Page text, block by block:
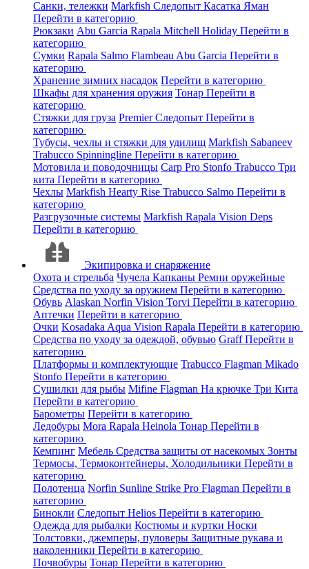
Санки, тележки Markfish Следопыт Касатка Яман
Перейти в категорию
Рюкзаки Abu Garcia Rapala Mitchell Holiday Перейти в
категорию
Сумки Rapala Salmo Flambeau Abu Garcia Перейти в
категорию
Хранение зимних насадок Перейти в категорию
Шкафы для хранения оружия Тонар Перейти в
категорию
Стяжки для груза PremierСледопыт Перейти в
категорию
Тубусы, чехлы и стяжки для удилищ Markfish Sabaneev
Trabucco Spinningline Перейти в категорию
Мотовила и поводочницы Carp Pro Stonfo Trabucco Три
кита Перейти в категорию
Чехлы Markfish Hearty Rise Trabucco Salmo Перейти в
категорию
Разгрузочные системы Markfish Rapala Vision Deps
Перейти в категорию
Экипировка и снаряжение
Охота и стрельба Чучела Капканы Ремни оружейные
Средства по уходу за оружием Перейти в категорию
Обувь Alaskan Norfin Vision Torvi Перейти в категорию
Аптечки Перейти в категорию
Очки Kosadaka Aqua Vision Rapala Перейти в категорию
Средства по уходу за одеждой, обувью GraffПерейти в
категорию
Платформы и комплектующие Trabucco Flagman Mikado
Stonfo Перейти в категорию
Сушилки для рыбы Mifine Flagman На крючке Три Кита
Перейти в категорию
Барометры Перейти в категорию
Ледобуры Mora Rapala Heinola Тонар Перейти в
категорию
Кемпинг Мебель Средства защиты от насекомых Зонты
Термосы, Термоконтейнеры, Холодильники Перейти в
категорию
Полотенца Norfin Sunline Strike Pro Flagman Перейти в
категорию
Бинокли Следопыт Helios Перейти в категорию
Одежда для рыбалки Костюмы и куртки Носки
Толстовки, джемперы, пуловеры Защитные рукава и
наколенники Перейти в категорию
Почвобуры Тонар Перейти в категорию